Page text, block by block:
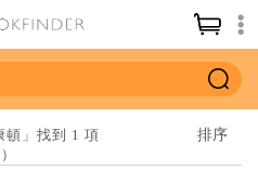
頓」找到 1 項